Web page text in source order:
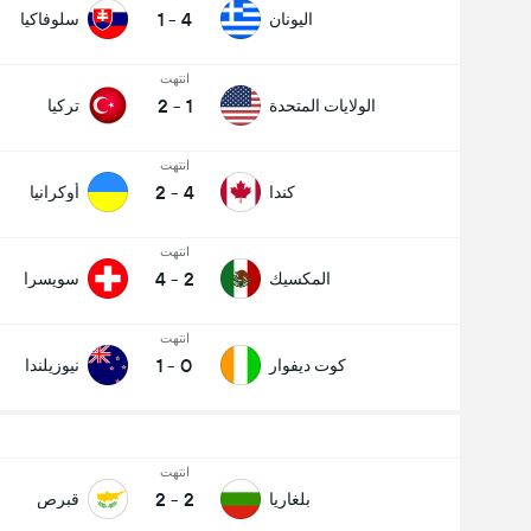
اليونان 4
-
1 سلوفاكيا
الولايات المتحدة
انتهت
1
-
2 تركيا
كندا
انتهت
4
-
2 أوكرانيا
المكسيك
انتهت
2
-
4 سويسرا
كوت ديفوار
انتهت
0
-
1 نيوزيلندا
بلغاريا
انتهت
2
-
2 قبرص